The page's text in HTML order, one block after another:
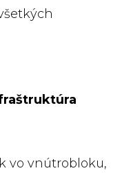
vo vnútrobloku,